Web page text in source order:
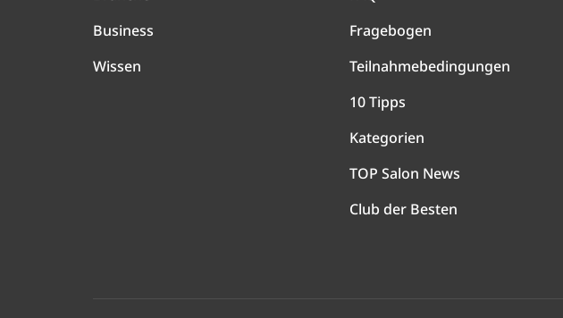
Business
Wissen
Fragebogen
Teilnahmebedingungen
10 Tipps
Kategorien
TOP Salon News
Club der Besten